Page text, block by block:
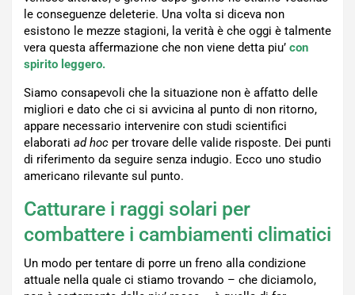
le conseguenze deleterie. Una volta si diceva non
esistono le mezze stagioni, la verità è che oggi è talmente
vera questa affermazione che non viene detta piu’ con
spirito leggero.
Siamo consapevoli che la situazione non è affatto delle
migliori e dato che ci si avvicina al punto di non ritorno,
appare necessario intervenire con studi scientifici
elaborati ad hoc per trovare delle valide risposte. Dei punti
di riferimento da seguire senza indugio. Ecco uno studio
americano rilevante sul punto.
Catturare i raggi solari per
combattere i cambiamenti climatici
Un modo per tentare di porre un freno alla condizione
attuale nella quale ci stiamo trovando – che diciamolo,